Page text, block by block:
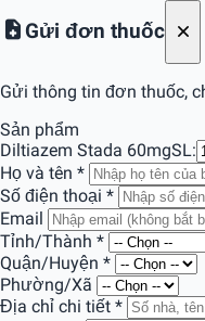
Gửi đơn thuốc
Gửi thông tin đơn thuốc,
Sản phẩm
Diltiazem Stada 60mgSL:
Họ và tên *
Số điện thoại *
Email
Tỉnh/Thành *
Quận/Huyện *
Phường/Xã
Địa chỉ chi tiết *